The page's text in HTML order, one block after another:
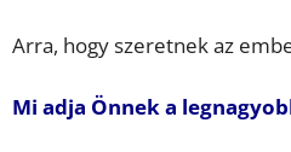
Arra, hogy szeretnek az
Mi adja Önnek a